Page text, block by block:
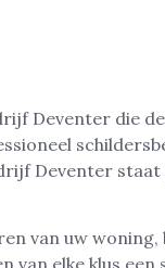
Deventer
van uw